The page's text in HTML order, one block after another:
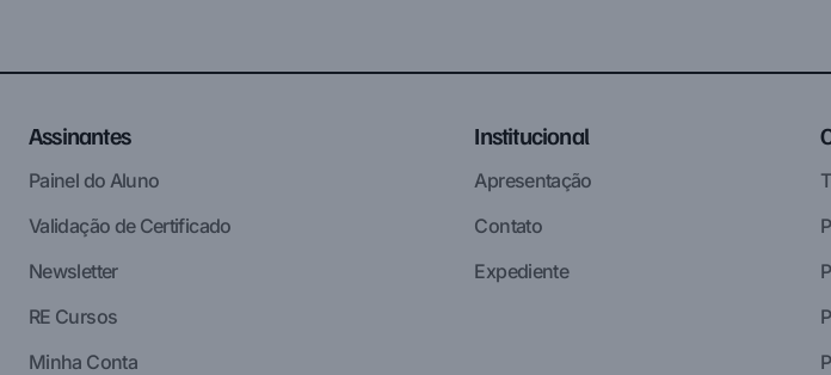
Assinantes
Painel do Aluno
Validação de Certificado
Newsletter
RE Cursos
Minha Conta
Institucional
Apresentação
Contato
Expediente